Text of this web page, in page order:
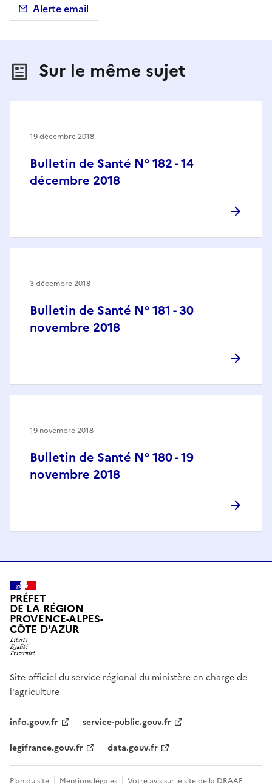
Alerte email
Sur le même sujet
Bulletin de Santé N° 182 - 14
décembre 2018
19 décembre 2018
Bulletin de Santé N° 181 - 30
novembre 2018
3 décembre 2018
Bulletin de Santé N° 180 - 19
novembre 2018
19 novembre 2018
PRÉFET
DE LA RÉGION
PROVENCE-ALPES-
CÔTE D'AZUR
Site officiel du service régional du ministère en charge de
l'agriculture
info.gouv.fr
service-public.gouv.fr
legifrance.gouv.fr
data.gouv.fr
Plan du site Mentions légales Votre avis sur le site de la DRAAF